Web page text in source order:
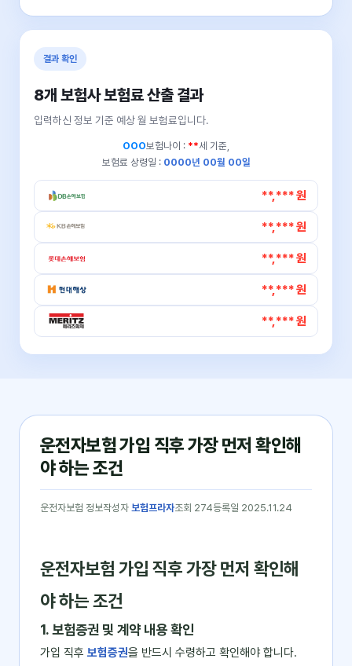
결과 확인
8개 보험사 보험료 산출 결과
입력하신 정보 기준 예상 월 보험료입니다.
OOO보험나이 : **세 기준,
보험료 상령일 : 0000년 00월 00일
**,*** 원
**,*** 원
**,*** 원
**,*** 원
**,*** 원
운전자보험 가입 직후 가장 먼저 확인해
야 하는 조건
운전자보험 정보작성자 보험프라자조회 274등록일 2025.11.24
운전자보험 가입 직후 가장 먼저 확인해
야 하는 조건
1. 보험증권 및 계약 내용 확인
가입 직후 보험증권을 반드시 수령하고 확인해야 합니다.